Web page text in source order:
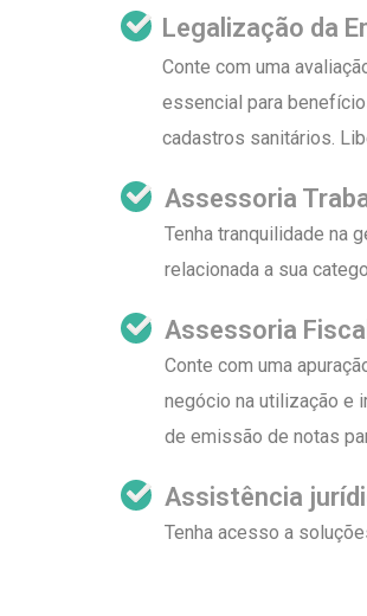
Legalização da
Conte com uma
essencial para
cadastros sanitários.
Assessoria
Tenha tranquilidade na
relacionada a sua
Assessoria Fiscal
Conte com uma
negócio na utilização e
de emissão de notas
Assistência
Tenha acesso a